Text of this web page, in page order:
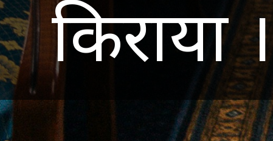
किराया ।